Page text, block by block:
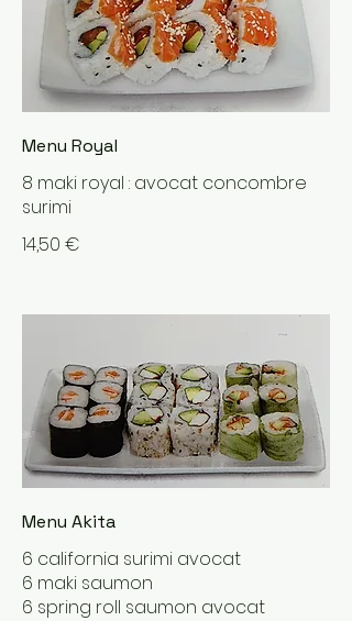
Menu Royal
8 maki royal : avocat concombre
surimi
14,50 €
Menu Akita
6 california surimi avocat
6 maki saumon
6 spring roll saumon avocat